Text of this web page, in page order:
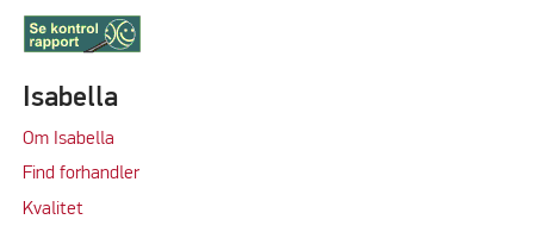
Isabella
Om Isabella
Find forhandler
Kvalitet